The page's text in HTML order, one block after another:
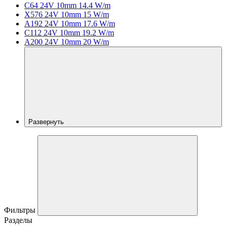
C64 24V 10mm 14.4 W/m
X576 24V 10mm 15 W/m
A192 24V 10mm 17.6 W/m
C112 24V 10mm 19.2 W/m
A200 24V 10mm 20 W/m
Развернуть
Фильтры
Разделы